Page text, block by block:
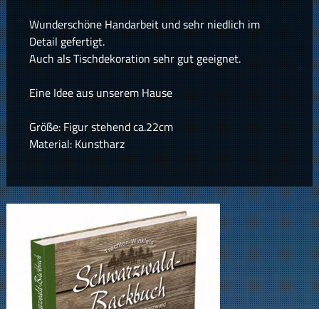
Wunderschöne Handarbeit und sehr niedlich im
Detail gefertigt.
Auch als Tischdekoration sehr gut geeignet.
Eine Idee aus unserem Hause
Größe: Figur stehend ca.22cm
Material: Kunstharz